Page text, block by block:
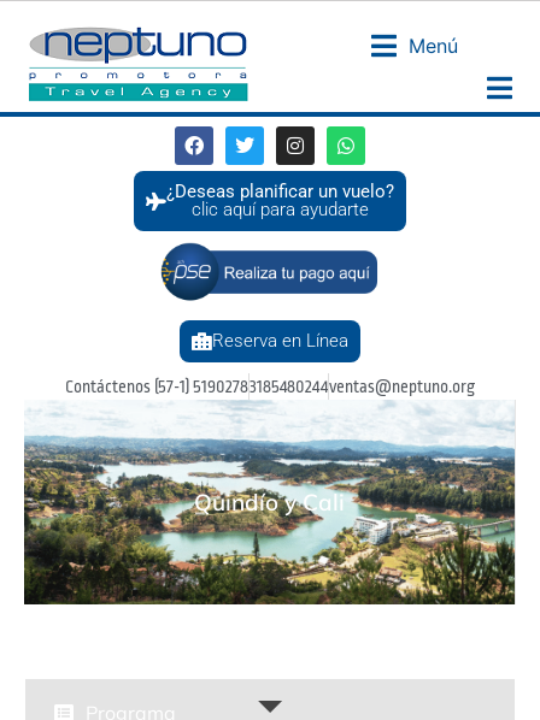
Menú
¿Deseas planificar un vuelo?
clic aquí para ayudarte
Reserva en Línea
Contáctenos (57-1) 51902783185480244ventas@neptuno.org
Quindío y Cali
Programa